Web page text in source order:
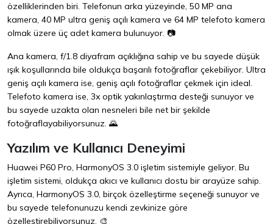
özelliklerinden biri. Telefonun arka yüzeyinde, 50 MP ana
kamera, 40 MP ultra geniş açılı kamera ve 64 MP telefoto kamera
olmak üzere üç adet kamera bulunuyor. 📷
Ana kamera, f/1.8 diyafram açıklığına sahip ve bu sayede düşük
ışık koşullarında bile oldukça başarılı fotoğraflar çekebiliyor. Ultra
geniş açılı kamera ise, geniş açılı fotoğraflar çekmek için ideal.
Telefoto kamera ise, 3x optik yakınlaştırma desteği sunuyor ve
bu sayede uzakta olan nesneleri bile net bir şekilde
fotoğraflayabiliyorsunuz. 🌄
Yazılım ve Kullanıcı Deneyimi
Huawei P60 Pro, HarmonyOS 3.0 işletim sistemiyle geliyor. Bu
işletim sistemi, oldukça akıcı ve kullanıcı dostu bir arayüze sahip.
Ayrıca, HarmonyOS 3.0, birçok özelleştirme seçeneği sunuyor ve
bu sayede telefonunuzu kendi zevkinize göre
özelleştirebiliyorsunuz. 🎨